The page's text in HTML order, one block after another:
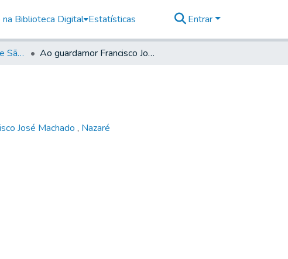
na Biblioteca Digital Estatísticas Entrar
Volume 11 - Divisas de São Paulo e Minas Gerais Ao guardamor Francisco José Machado, 1771
José Machado , Nazaré